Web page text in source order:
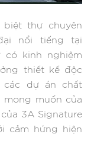
thự chuyên
nổi tiếng tại
có kinh nghiệm
thiết kế độc
dự án chất
mong muốn của
3A Signature
cảm hứng hiện